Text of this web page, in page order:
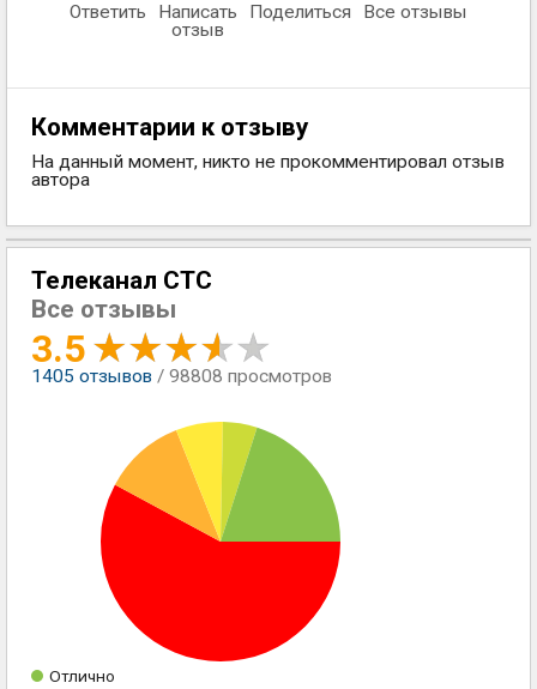
Ответить
Написать
отзыв
Поделиться Все отзывы
Комментарии к отзыву
На данный момент, никто не прокомментировал отзыв
автора
Телеканал СТС
Все отзывы
3.5
1405 отзывов / 98808 просмотров
Отлично